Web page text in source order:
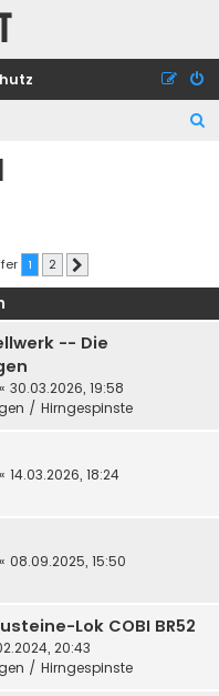
1 2
-- Die
« 30.03.2026, 19:58
/ Hirngespinste
« 14.03.2026, 18:24
« 08.09.2025, 15:50
Lok COBI BR52
20:43
/ Hirngespinste